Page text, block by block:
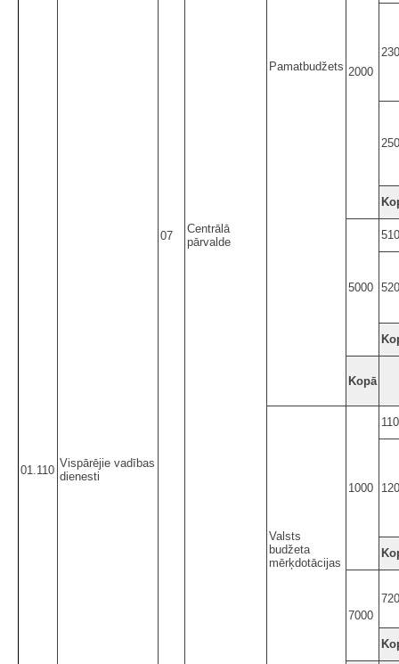
01.110
Vispārējie vadības
dienesti
07
Centrālā
pārvalde
Pamatbudžets 2000
5000
Kopā
Valsts
budžeta
mērķdotācijas
1000
7000